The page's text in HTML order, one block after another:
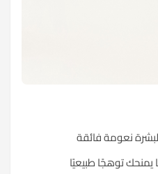
نعومة فائقة
توهجًا طبيعيًا